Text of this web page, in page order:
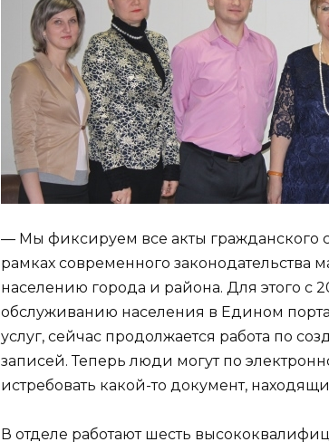
— Мы фиксируем все акты гражданского
рамках современного
населению города и района. Для этого с
обслуживанию населения в Едином
услуг, сейчас продолжается работа по
записей. Теперь люди могут по
истребовать какой-то документ,
В отделе работают шесть